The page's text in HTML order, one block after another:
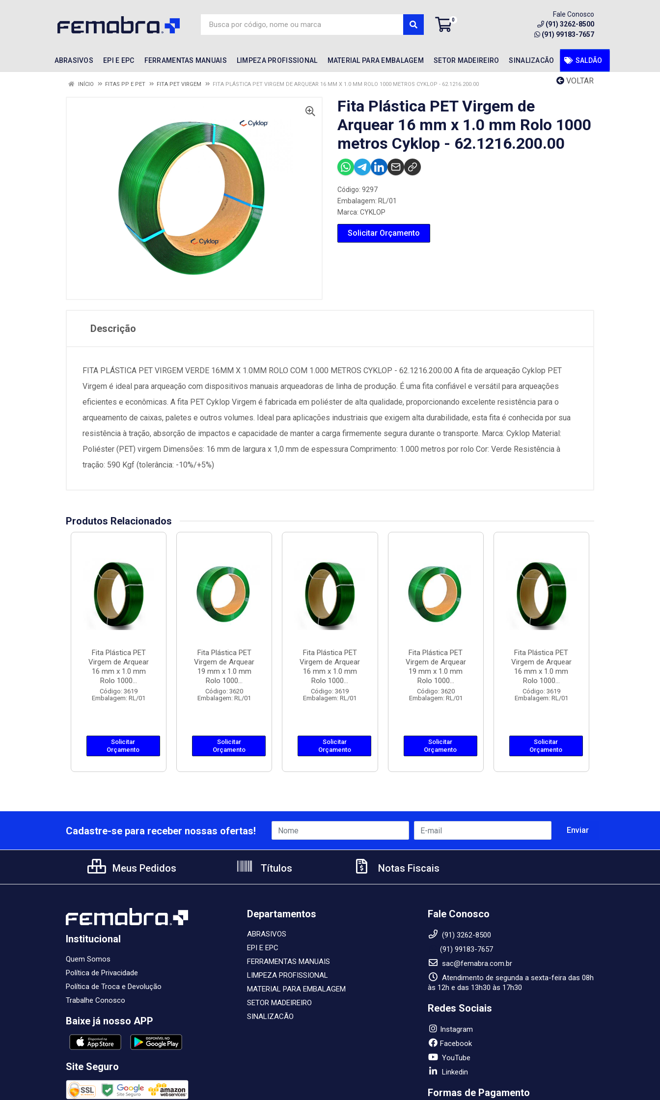
0
Fale Conosco
(91) 3262-8500
(91) 99183-7657
ABRASIVOS EPI E EPC FERRAMENTAS MANUAIS LIMPEZA PROFISSIONAL MATERIAL PARA EMBALAGEM SETOR MADEIREIRO SINALIZACÃO SALDÃO
VOLTAR
INÍCIO FITAS PP E PET FITA PET VIRGEM FITA PLÁSTICA PET VIRGEM DE ARQUEAR 16 MM X 1.0 MM ROLO 1000 METROS CYKLOP - 62.1216.200.00
Fita Plástica PET Virgem de
Arquear 16 mm x 1.0 mm Rolo 1000
metros Cyklop - 62.1216.200.00
Código: 9297
Embalagem: RL/01
Marca: CYKLOP
Solicitar Orçamento
Descrição
FITA PLÁSTICA PET VIRGEM VERDE 16MM X 1.0MM ROLO COM 1.000 METROS CYKLOP - 62.1216.200.00 A fita de arqueação Cyklop PET
Virgem é ideal para arqueação com dispositivos manuais arqueadoras de linha de produção. É uma fita confiável e versátil para arqueações
eficientes e econômicas. A fita PET Cyklop Virgem é fabricada em poliéster de alta qualidade, proporcionando excelente resistência para o
arqueamento de caixas, paletes e outros volumes. Ideal para aplicações industriais que exigem alta durabilidade, esta fita é conhecida por sua
resistência à tração, absorção de impactos e capacidade de manter a carga firmemente segura durante o transporte. Marca: Cyklop Material:
Poliéster (PET) virgem Dimensões: 16 mm de largura x 1,0 mm de espessura Comprimento: 1.000 metros por rolo Cor: Verde Resistência à
tração: 590 Kgf (tolerância: -10%/+5%)
Produtos Relacionados
Fita Plástica PET
Virgem de Arquear
16 mm x 1.0 mm
Rolo 1000...
Código: 3619
Embalagem: RL/01
Solicitar
Orçamento
Fita Plástica PET
Virgem de Arquear
19 mm x 1.0 mm
Rolo 1000...
Código: 3620
Embalagem: RL/01
Solicitar
Orçamento
Fita Plástica PET
Virgem de Arquear
16 mm x 1.0 mm
Rolo 1000...
Código: 3619
Embalagem: RL/01
Solicitar
Orçamento
Fita Plástica PET
Virgem de Arquear
19 mm x 1.0 mm
Rolo 1000...
Código: 3620
Embalagem: RL/01
Solicitar
Orçamento
Fita Plástica PET
Virgem de Arquear
16 mm x 1.0 mm
Rolo 1000...
Código: 3619
Embalagem: RL/01
Solicitar
Orçamento
Cadastre-se para receber nossas ofertas!
Meus Pedidos Títulos Notas Fiscais
Institucional
Quem Somos
Política de Privacidade
Política de Troca e Devolução
Trabalhe Conosco
Baixe já nosso APP
Site Seguro
Departamentos
ABRASIVOS
EPI E EPC
FERRAMENTAS MANUAIS
LIMPEZA PROFISSIONAL
MATERIAL PARA EMBALAGEM
SETOR MADEIREIRO
SINALIZACÃO
Fale Conosco
(91) 3262-8500
(91) 99183-7657
sac@femabra.com.br
Atendimento de segunda a sexta-feira das 08h
às 12h e das 13h30 às 17h30
Redes Sociais
Instagram
Facebook
YouTube
Linkedin
Formas de Pagamento